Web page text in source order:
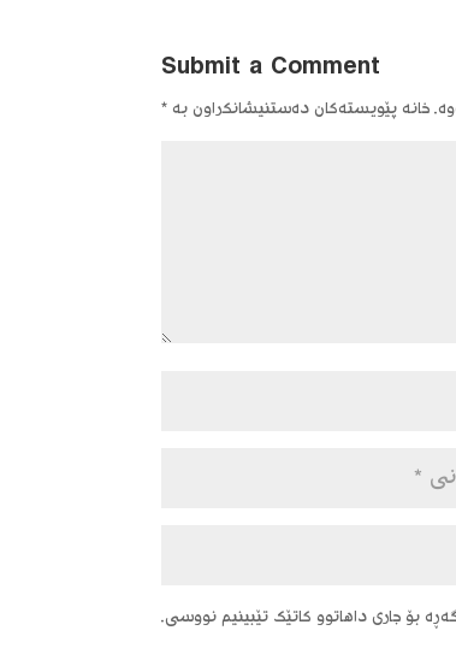
Submit a Comment
خانە پێویستەکان دەستنیشانکراون بە *
بۆ جاری داهاتوو کاتێک تێبینیم نووسی.